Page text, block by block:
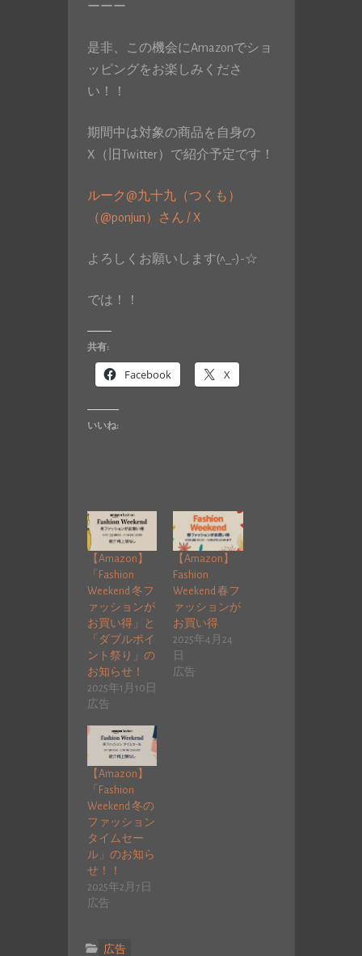
ーーー
是非、この機会にAmazonでショ
ッピングをお楽しみくださ
い！！
期間中は対象の商品を自身の
X（旧Twitter）で紹介予定です！
ルーク@九十九（つくも）
（@ponjun）さん / X
よろしくお願いします(^_-)-☆
では！！
共有:
Facebook X
いいね:
【Amazon】
「Fashion
Weekend 冬フ
ァッションが
お買い得」と
「ダブルポイ
ント祭り」の
お知らせ！
2025年1月10日
広告
【Amazon】
Fashion
Weekend 春フ
ァッションが
お買い得
2025年4月24
日
広告
【Amazon】
「Fashion
Weekend 冬の
ファッション
タイムセー
ル」のお知ら
せ！！
2025年2月7日
広告
広告